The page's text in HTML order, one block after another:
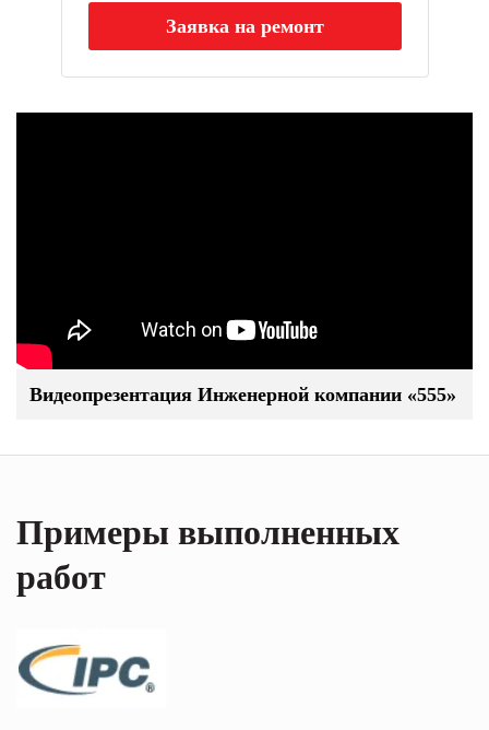
Заявка на ремонт
Видеопрезентация Инженерной компании «555»
Примеры выполненных
работ